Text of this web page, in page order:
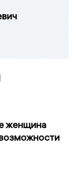
женщина